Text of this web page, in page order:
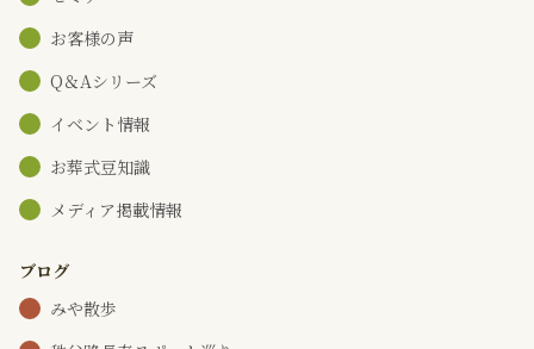
お客様の声
Q＆Aシリーズ
イベント情報
お葬式豆知識
メディア掲載情報
ブログ
みや散歩